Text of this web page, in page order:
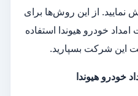
از این روش‌ها برای
خودرو هیوندا استفاده
این شرکت بسپارید.
خودرو هیوندا